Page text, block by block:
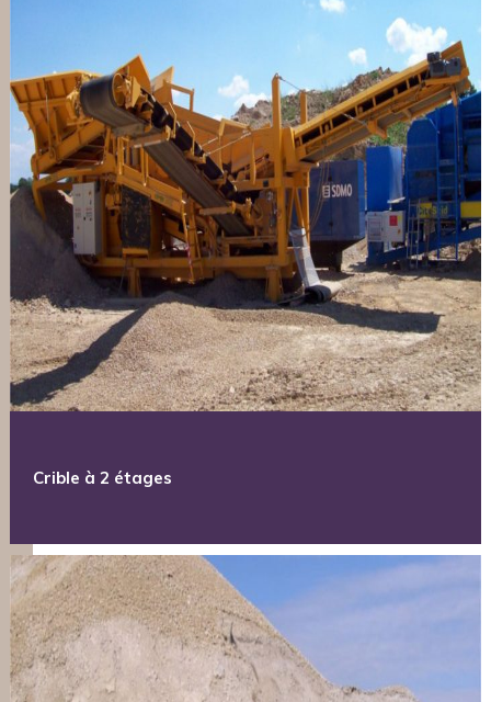
Crible à 2 étages